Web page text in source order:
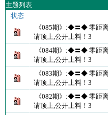
主题列表
状态
《085期》:◆〓◆ 零
请顶上,公开上料！3
《084期》:◆〓◆ 零
请顶上,公开上料！3
《083期》:◆〓◆ 零
请顶上,公开上料！3
《082期》:◆〓◆ 零
请顶上,公开上料！3